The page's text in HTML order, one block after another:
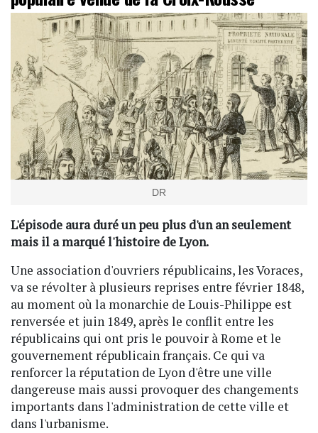
DR
L'épisode aura duré un peu plus d'un an seulement
mais il a marqué l'histoire de Lyon.
Une association d'ouvriers républicains, les Voraces,
va se révolter à plusieurs reprises entre février 1848,
au moment où la monarchie de Louis-Philippe est
renversée et juin 1849, après le conflit entre les
républicains qui ont pris le pouvoir à Rome et le
gouvernement républicain français. Ce qui va
renforcer la réputation de Lyon d'être une ville
dangereuse mais aussi provoquer des changements
importants dans l'administration de cette ville et
dans l'urbanisme.